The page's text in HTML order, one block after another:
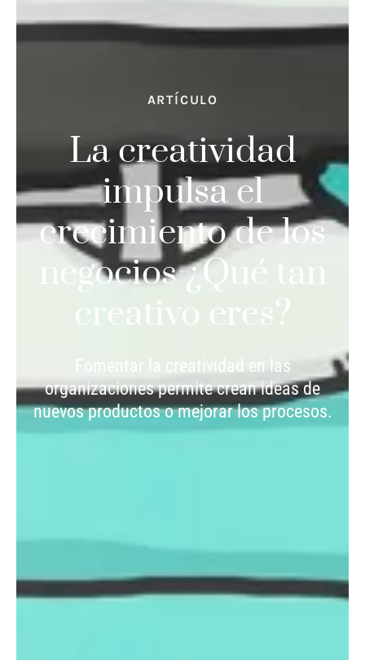
ARTÍCULO
La creatividad
impulsa el
crecimiento de los
negocios ¿Qué tan
creativo eres?
Fomentar la creatividad en las
organizaciones permite crean ideas de
nuevos productos o mejorar los procesos.